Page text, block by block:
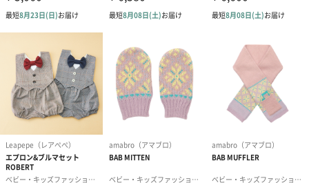
あり（280円）
メッセージカード（通常・写真・グリーティング）
誕生日や結婚祝い・出産祝いなど、様々なシーンのメッセージカ
ードを同梱します。
メッセージカードや封筒のデザインは一部変更する場合がありま
す。